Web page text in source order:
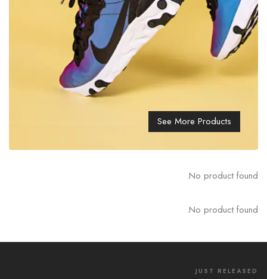
See More Products
No product found.
No product found.
JUST RELEASED